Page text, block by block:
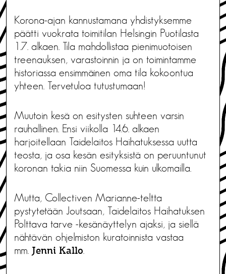
Korona-ajan kannustamana yhdistyksemme
päätti vuokrata toimitilan Helsingin Puotilasta
1.7. alkaen. Tila mahdollistaa pienimuotoisen
treenauksen, varastoinnin ja on toimintamme
historiassa ensimmäinen oma tila kokoontua
yhteen. Tervetuloa tutustumaan!
Muutoin kesä on esitysten suhteen varsin
rauhallinen. Ensi viikolla 14.6. alkaen
harjoitellaan Taidelaitos Haihatuksessa uutta
teosta, ja osa kesän esityksistä on peruuntunut
koronan takia niin Suomessa kuin ulkomailla.
Mutta, Collectiven Marianne-teltta
pystytetään Joutsaan, Taidelaitos Haihatuksen
Polttava tarve -kesänäyttelyn ajaksi, ja siellä
nähtävän ohjelmiston kuratoinnista vastaa
mm. Jenni Kallo